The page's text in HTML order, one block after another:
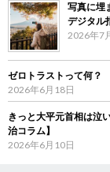
写真に埋
デジタル
2026年7
ゼロトラストって何？
2026年6月18日
きっと大平元首相は泣
治コラム】
2026年6月10日